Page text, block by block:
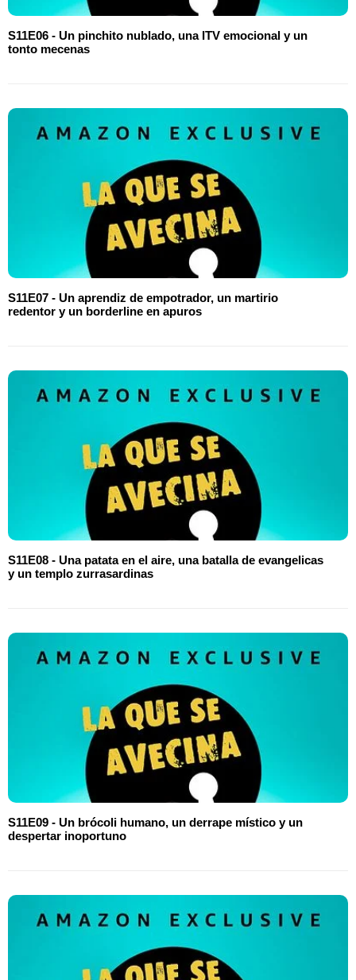
S11E06 - Un pinchito nublado, una ITV emocional y un
tonto mecenas
S11E07 - Un aprendiz de empotrador, un martirio
redentor y un borderline en apuros
S11E08 - Una patata en el aire, una batalla de evangelicas
y un templo zurrasardinas
S11E09 - Un brócoli humano, un derrape místico y un
despertar inoportuno